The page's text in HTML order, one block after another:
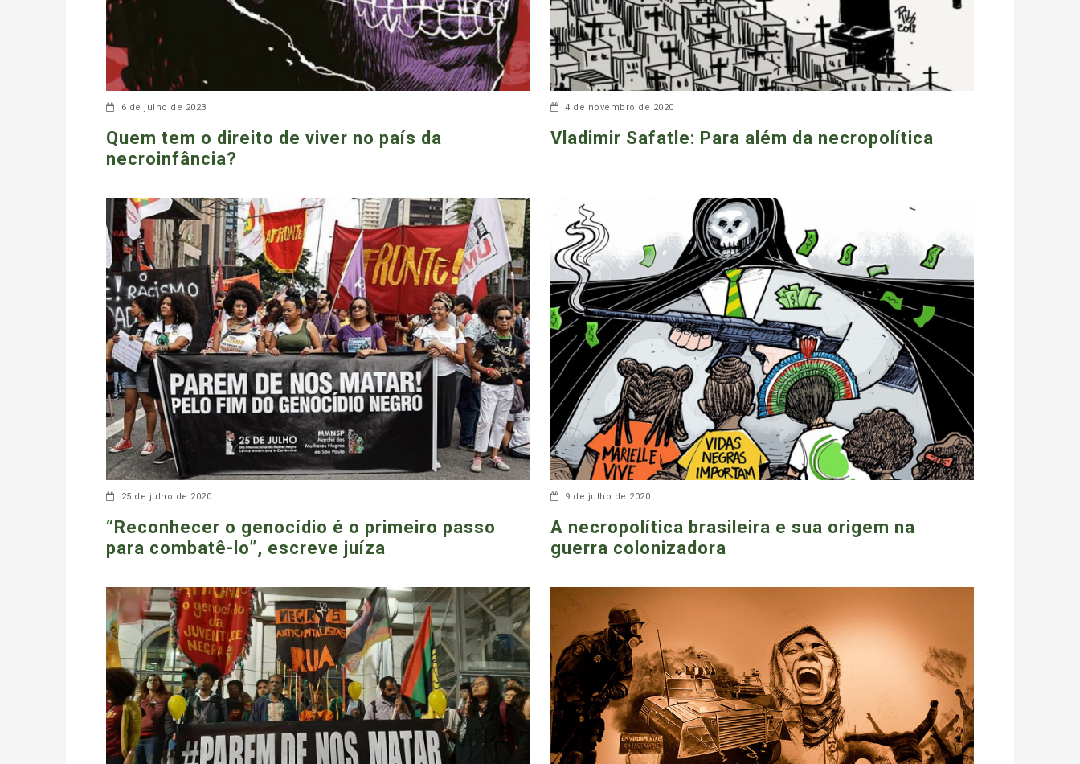
6 de julho de 2023
Quem tem o direito de viver no país da
necroinfância?
4 de novembro de 2020
Vladimir Safatle: Para além da necropolítica
25 de julho de 2020
“Reconhecer o genocídio é o primeiro passo
para combatê-lo”, escreve juíza
9 de julho de 2020
A necropolítica brasileira e sua origem na
guerra colonizadora